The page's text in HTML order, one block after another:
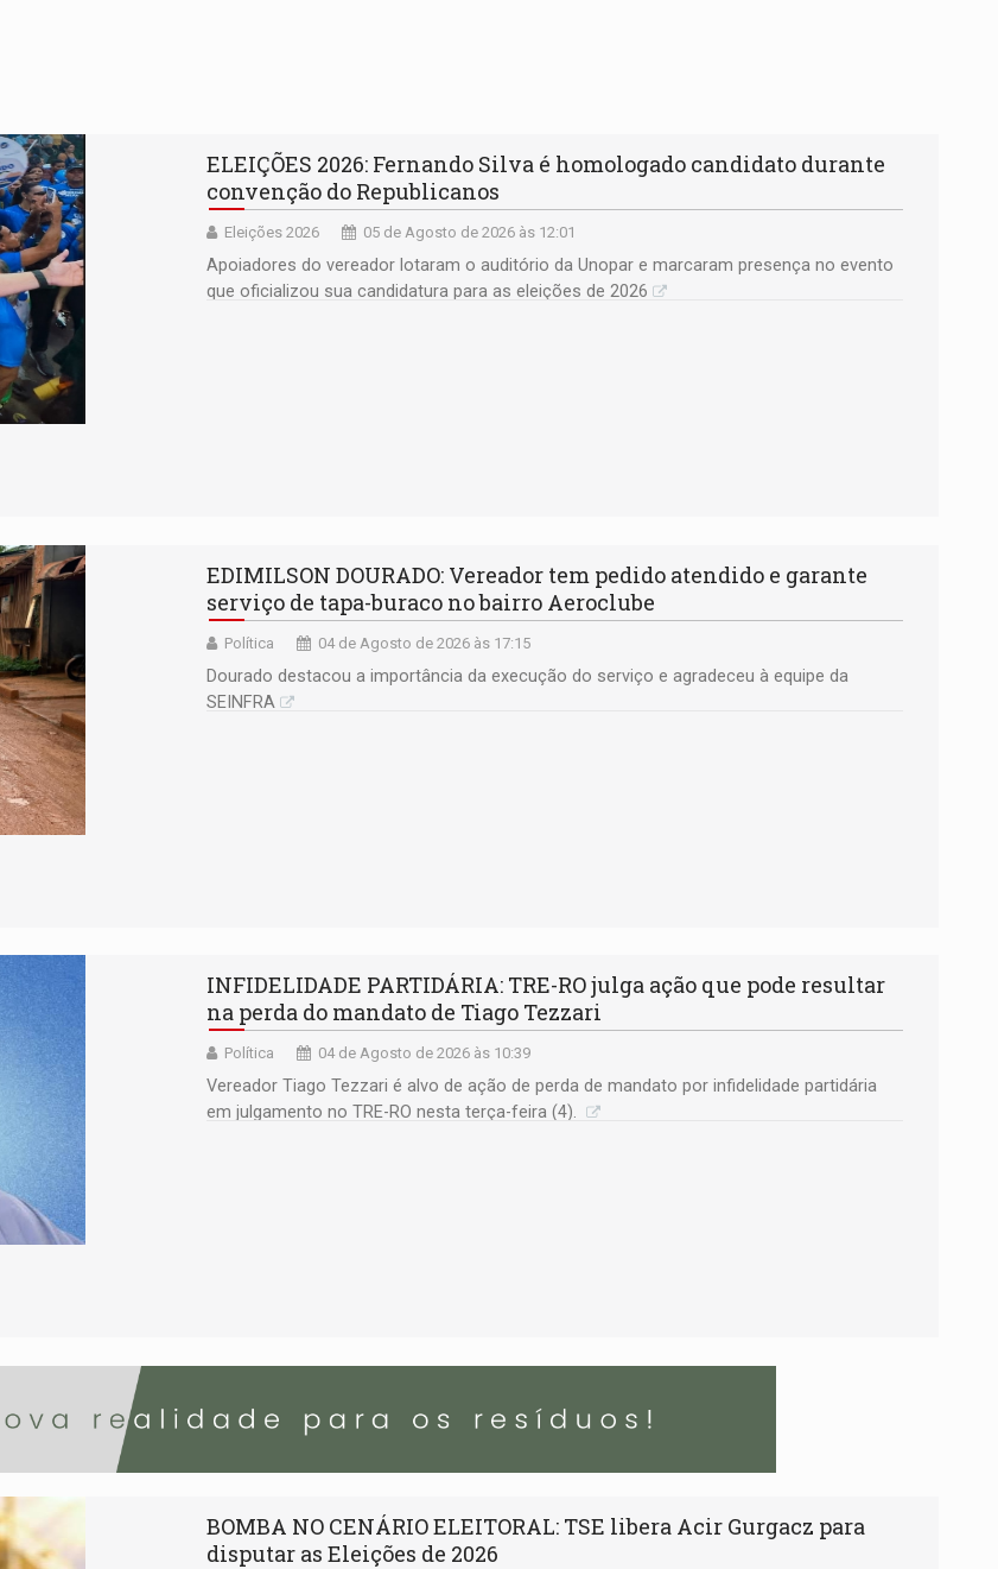
ELEIÇÕES 2026: Fernando Silva é homologado candidato durante
convenção do Republicanos
Eleições 2026 05 de Agosto de 2026 às 12:01
Apoiadores do vereador lotaram o auditório da Unopar e marcaram presença no evento
que oficializou sua candidatura para as eleições de 2026
EDIMILSON DOURADO: Vereador tem pedido atendido e garante
serviço de tapa-buraco no bairro Aeroclube
Política 04 de Agosto de 2026 às 17:15
Dourado destacou a importância da execução do serviço e agradeceu à equipe da
SEINFRA
INFIDELIDADE PARTIDÁRIA: TRE-RO julga ação que pode resultar
na perda do mandato de Tiago Tezzari
Política 04 de Agosto de 2026 às 10:39
Vereador Tiago Tezzari é alvo de ação de perda de mandato por infidelidade partidária
em julgamento no TRE-RO nesta terça-feira (4).
BOMBA NO CENÁRIO ELEITORAL: TSE libera Acir Gurgacz para
disputar as Eleições de 2026